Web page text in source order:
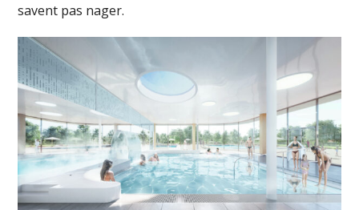
savent pas nager.